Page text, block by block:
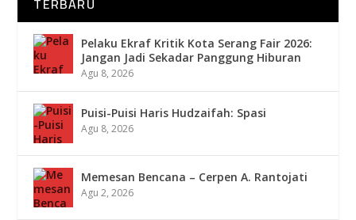
Pelaku Ekraf Kritik Kota Serang Fair 2026:
Jangan Jadi Sekadar Panggung Hiburan
Agu 8, 2026
Puisi-Puisi Haris Hudzaifah: Spasi
Agu 8, 2026
Memesan Bencana – Cerpen A. Rantojati
Agu 2, 2026